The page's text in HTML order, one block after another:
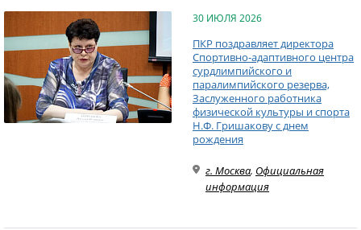
30 ИЮЛЯ 2026
ПКР поздравляет директора
Спортивно-адаптивного центра
сурдлимпийского и
паралимпийского резерва,
Заслуженного работника
физической культуры и спорта
Н.Ф. Гришакову с днем
рождения
г. Москва, Официальная
информация